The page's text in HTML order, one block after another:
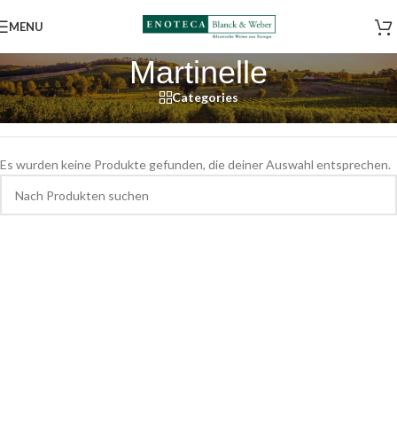
MENU
Martinelle
Categories
Start/Shop/Weine/Frankreich/Südliche Rôhne/Martinelle
Es wurden keine Produkte gefunden, die deiner Auswahl entsprechen.